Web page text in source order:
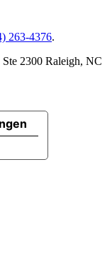
263-4376.
2300 Raleigh, NC